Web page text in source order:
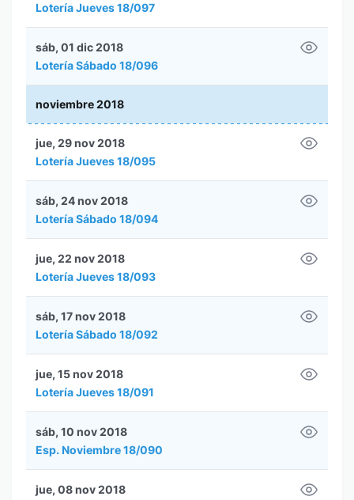
Lotería Jueves 18/097
Lotería Sábado 18/096
sáb, 01 dic 2018
noviembre 2018
Lotería Jueves 18/095
jue, 29 nov 2018
Lotería Sábado 18/094
sáb, 24 nov 2018
Lotería Jueves 18/093
jue, 22 nov 2018
Lotería Sábado 18/092
sáb, 17 nov 2018
Lotería Jueves 18/091
jue, 15 nov 2018
Esp. Noviembre 18/090
sáb, 10 nov 2018
jue, 08 nov 2018